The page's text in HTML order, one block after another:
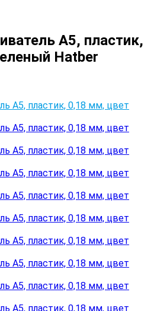
А5, пластик,
Hatber